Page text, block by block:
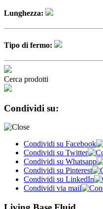
Lunghezza:
Tipo di fermo:
Cerca prodotti
Condividi su:
Condividi su Facebook
Condividi su Twitter
Condividi su Whatsapp
Condividi su Pinterest
Condividi su LinkedIn
Condividi via mail